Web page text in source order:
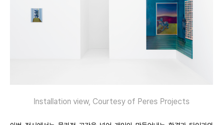
Installation view, Courtesy of Peres Projects